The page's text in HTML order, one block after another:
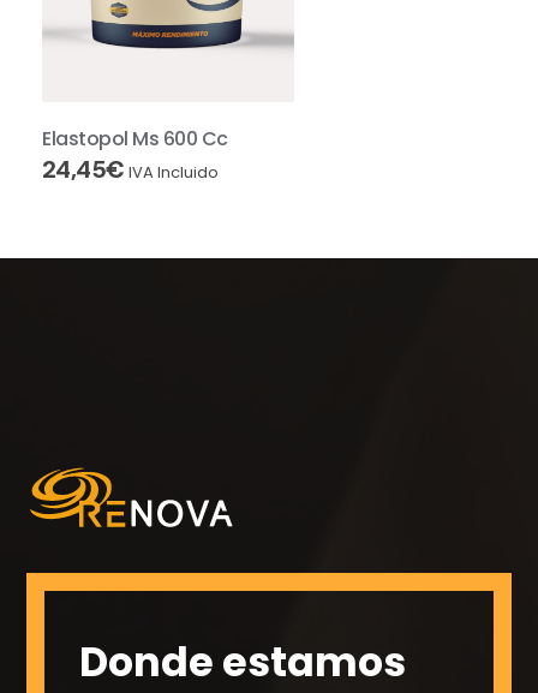
Elastopol Ms 600 Cc
24,45€ IVA Incluido
Donde estamos